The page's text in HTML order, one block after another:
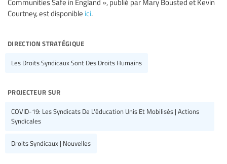
Courtney, est disponible ici.
direction stratégique
Les Droits Syndicaux Sont Des Droits Humains
projecteur sur
COVID-19: Les Syndicats De L'éducation Unis Et Mobilisés | Actions
Syndicales
Droits Syndicaux | Nouvelles